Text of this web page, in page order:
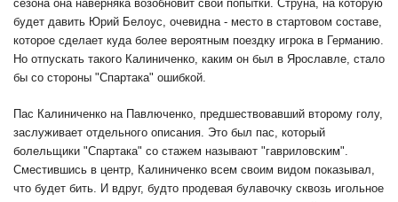
сезона она наверняка возобновит свои попытки. Струна, на которую
будет давить Юрий Белоус, очевидна - место в стартовом составе,
которое сделает куда более вероятным поездку игрока в Германию.
Но отпускать такого Калиниченко, каким он был в Ярославле, стало
бы со стороны "Спартака" ошибкой.
Пас Калиниченко на Павлюченко, предшествовавший второму голу,
заслуживает отдельного описания. Это был пас, который
болельщики "Спартака" со стажем называют "гавриловским".
Сместившись в центр, Калиниченко всем своим видом показывал,
что будет бить. И вдруг, будто продевая булавочку сквозь игольное